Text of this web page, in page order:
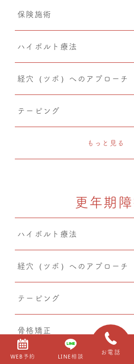
WEB予約 LINE相談
お電話
保険施術
ハイボルト療法
経穴（ツボ）へのアプローチ
テーピング
CMC筋膜ストレッチ（リリー
もっと見る
更年期
ハイボルト療法
経穴（ツボ）へのアプローチ
テーピング
骨格矯正